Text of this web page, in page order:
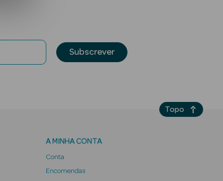
Subscrever
A MINHA CONTA
Conta
Encomendas
Topo